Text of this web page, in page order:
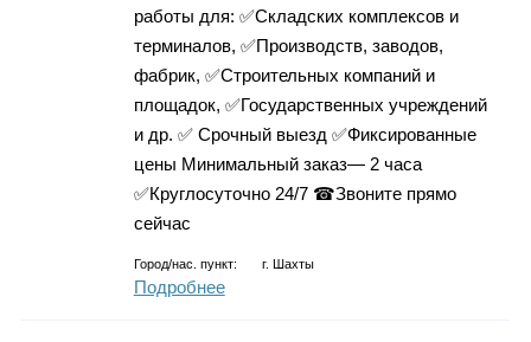
работы для: ✅Складских комплексов и
терминалов, ✅Производств, заводов,
фабрик, ✅Строительных компаний и
площадок, ✅Государственных учреждений
и др. ✅ Срочный выезд ✅Фиксированные
цены Минимальный заказ— 2 часа
✅Круглосуточно 24/7 ☎Звоните прямо
сейчас
Город/нас. пункт: г. Шахты
Подробнее